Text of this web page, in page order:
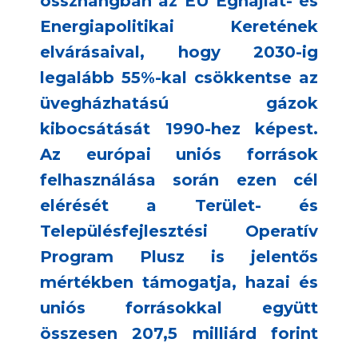
Energiapolitikai Keretének
elvárásaival, hogy 2030-ig
legalább 55%-kal csökkentse az
üvegházhatású gázok
kibocsátását 1990-hez képest.
Az európai uniós források
felhasználása során ezen cél
elérését a Terület- és
Településfejlesztési Operatív
Program Plusz is jelentős
mértékben támogatja, hazai és
uniós forrásokkal együtt
összesen 207,5 milliárd forint